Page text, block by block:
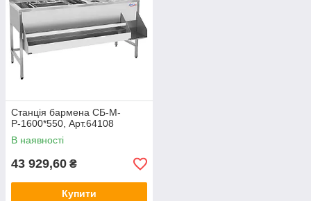
Станція бармена СБ-М-
Р-1600*550, Арт.64108
В наявності
43 929,60 ₴
Купити